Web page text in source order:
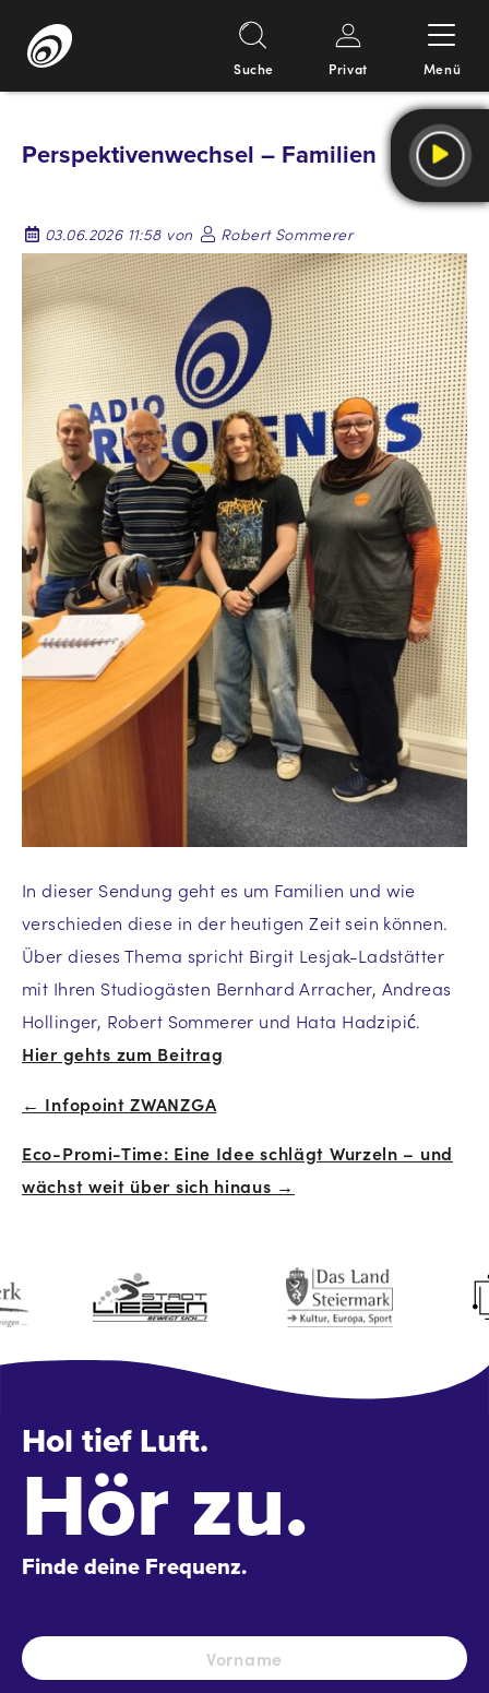
Inhalt
Suche Privat Menü
Perspektivenwechsel – Familien
03.06.2026 11:58 von Robert Sommerer
In dieser Sendung geht es um Familien und wie
verschieden diese in der heutigen Zeit sein können.
Über dieses Thema spricht Birgit Lesjak-Ladstätter
mit Ihren Studiogästen Bernhard Arracher, Andreas
Hollinger, Robert Sommerer und Hata Hadzipić.
Hier gehts zum Beitrag
Beitrags-
Navigation
← Infopoint ZWANZGA
Eco-Promi-Time: Eine Idee schlägt Wurzeln – und
wächst weit über sich hinaus →
Hol tief Luft.
Hör zu.
Finde deine Frequenz.
Name *